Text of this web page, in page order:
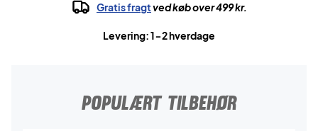
Gratis fragtved køb over 499 kr.
Levering: 1-2 hverdage
POPULÆRT TILBEHØR